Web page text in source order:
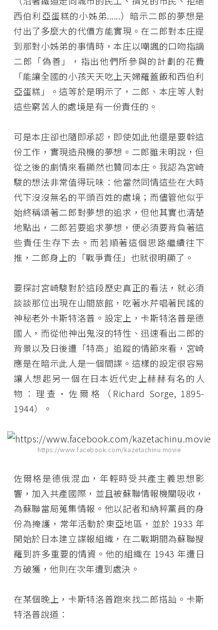
西伯利亞蛋糕的小姊弟......）暗示二郎的夢想是
付出了多麼大的代價方能實現。在二郎對本庄提
到那對小姊弟的事情時，本庄以嘲諷的口吻指謫
二郎「偽善」，指出他們所參與的計劃的花費
「能讓全國的小孩天天吃上天婦羅蓋飯和西伯利
亞蛋糕」。這等於是明示了，二郎、本庄等人對
這些窮苦人的處境是有一份責任的。
可是本庄卻也隨即承認，即使如此他還是要幹這
份工作，實現造飛機的夢想。二郎雖未明說，但
從之後的劇情來看顯然也贊同本庄。我認為宮崎
駿的想法非常值得玩味：他當然同情這些在大時
代下沒沒無名的平頭百姓的處境；而儘管他似乎
始終稱頌著二郎對夢想的追求，但他其實也清楚
地點出，二郎若要追求夢想，便必須要背負著這
些責任生存下去。而若順著這個思路繼續往下
推，二郎身上的「戰爭責任」也就很明顯了。
要探討宮崎駿對於這段歷史真正的看法，就必須
談談那位出現在山間旅館，吃著水芹唱著民謠的
神秘老外卡斯特洛普。設定上，卡斯特洛普是德
國人，而從他神出鬼沒的特性、迅速看出二郎的
背景以及日後遭「特高」追蹤的情節來看，宮崎
應是在暗示此人是一個間諜。這樣的設定很容易
讓人想起另一個在日本近代史上赫赫有名的人
物：理查·佐爾格（Richard Sorge, 1895-
1944）。
https://www.facebook.com/kazetachinu.movie
佐爾格是德俄混血，年輕時受共產主義思想影
響，加入共產國際，並且被蘇聯情報機關吸收，
為蘇聯當局蒐集情報。他以記者和納粹黨員的身
份為掩護，常年活動於東亞地區，並於 1933 年
開始於日本建立諜報組織，在二戰期間為蘇聯搜
羅到許多重要的情資。他的組織在 1943 年遭日
方破獲，他則在次年遭到處決。
在某個晚上，卡斯特洛普跑來找二郎搭訕。卡斯
特洛普說道：